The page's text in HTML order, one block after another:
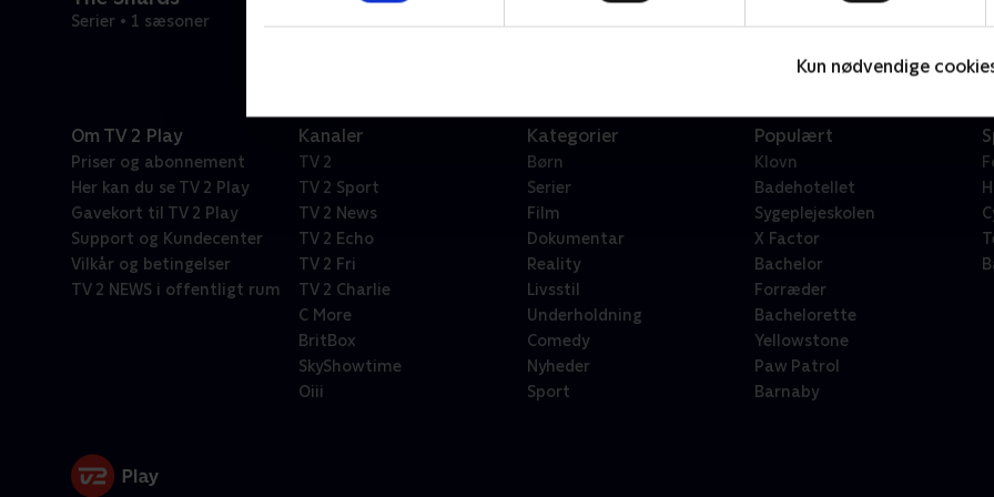
Kun nødvendige
Serier • 1 sæsoner
Om TV 2 Play
Priser og abonnement
Her kan du se TV 2 Play
Gavekort til TV 2 Play
Support og Kundecenter
Vilkår og betingelser
TV 2 NEWS i offentligt rum
Kanaler
TV 2
TV 2 Sport
TV 2 News
TV 2 Echo
TV 2 Fri
TV 2 Charlie
C More
BritBox
SkyShowtime
Oiii
Kategorier
Børn
Serier
Film
Dokumentar
Reality
Livsstil
Underholdning
Comedy
Nyheder
Sport
Populært
Klovn
Badehotellet
Sygeplejeskolen
X Factor
Bachelor
Forræder
Bachelorette
Yellowstone
Paw Patrol
Barnaby